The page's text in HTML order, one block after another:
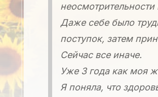
Даже себе было
поступок, затем
Сейчас все иначе.
Уже 3 года как моя
Я поняла, что